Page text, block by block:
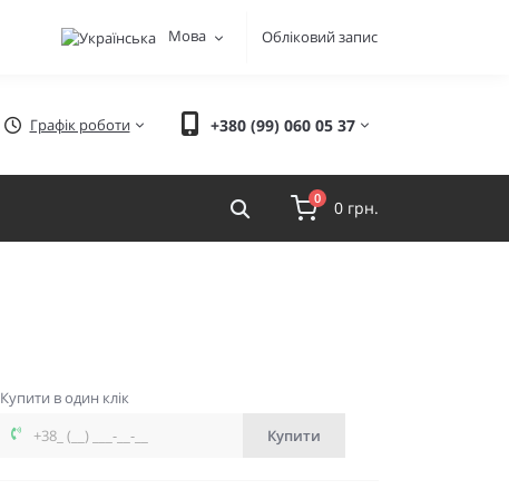
Мова Обліковий запис
Графік роботи +380 (99) 060 05 37
0 0 грн.
Купити в один клік
Купити